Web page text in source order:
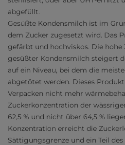
abgefüllt.
Gesüßte Kondensmilch ist im
dem Zucker zugesetzt wird. Das
gefärbt und hochviskos. Die
gesüßter Kondensmilch steigert
auf ein Niveau, bei dem die
abgetötet werden. Dieses
Verpacken nicht mehr
Zuckerkonzentration der
62,5 % und nicht über 64,5 %
Konzentration erreicht die
Sättigungsgrenze und ein Teil